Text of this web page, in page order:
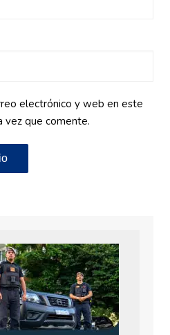
electrónico y web en este
vez que comente.